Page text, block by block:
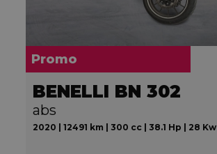
Promo
BENELLI BN 302
abs
2020 | 12491 km | 300 cc | 38.1 Hp | 28 Kw